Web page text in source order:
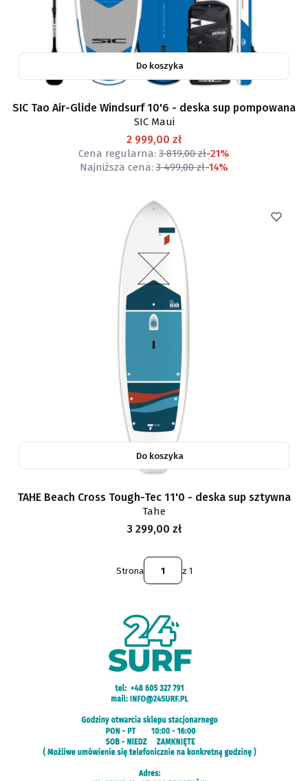
Do koszyka
SIC Tao Air-Glide Windsurf 10'6 - deska sup pompowana
SIC Maui
2 999,00 zł
Cena regularna: 3 819,00 zł-21%
Najniższa cena: 3 499,00 zł-14%
Do koszyka
TAHE Beach Cross Tough-Tec 11'0 - deska sup sztywna
Tahe
Cena
3 299,00 zł
Strona z 1